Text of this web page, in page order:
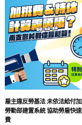
雇主違反勞基法 未依法給付
勞動部建置系統 協助勞雇快
費